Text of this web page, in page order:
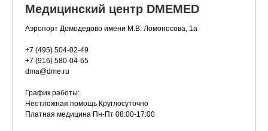
Медицинский центр DMEMED
Аэропорт Домодедово имени М.В. Ломоносова, 1а
+7 (495) 504-02-49
+7 (916) 580-04-65
dma@dme.ru
График работы:
Неотложная помощь Круглосуточно
Платная медицина Пн-Пт 08:00-17:00